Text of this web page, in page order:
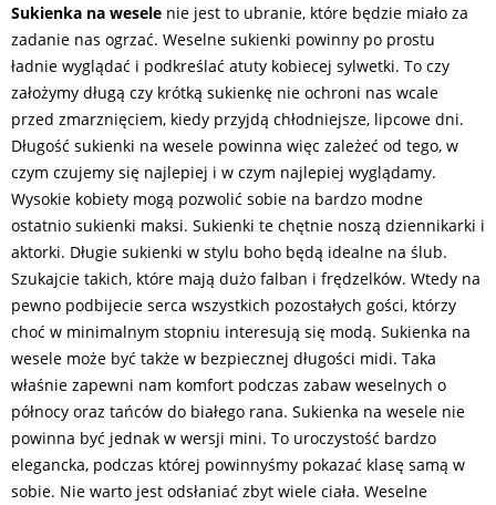
Sukienka na wesele nie jest to ubranie, które będzie miało za
zadanie nas ogrzać. Weselne sukienki powinny po prostu
ładnie wyglądać i podkreślać atuty kobiecej sylwetki. To czy
założymy długą czy krótką sukienkę nie ochroni nas wcale
przed zmarznięciem, kiedy przyjdą chłodniejsze, lipcowe dni.
Długość sukienki na wesele powinna więc zależeć od tego, w
czym czujemy się najlepiej i w czym najlepiej wyglądamy.
Wysokie kobiety mogą pozwolić sobie na bardzo modne
ostatnio sukienki maksi. Sukienki te chętnie noszą dziennikarki i
aktorki. Długie sukienki w stylu boho będą idealne na ślub.
Szukajcie takich, które mają dużo falban i frędzelków. Wtedy na
pewno podbijecie serca wszystkich pozostałych gości, którzy
choć w minimalnym stopniu interesują się modą. Sukienka na
wesele może być także w bezpiecznej długości midi. Taka
właśnie zapewni nam komfort podczas zabaw weselnych o
północy oraz tańców do białego rana. Sukienka na wesele nie
powinna być jednak w wersji mini. To uroczystość bardzo
elegancka, podczas której powinnyśmy pokazać klasę samą w
sobie. Nie warto jest odsłaniać zbyt wiele ciała. Weselne